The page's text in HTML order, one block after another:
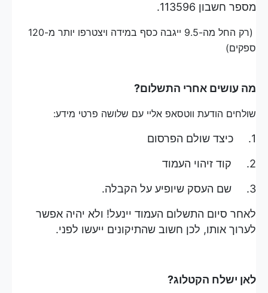
מספר חשבון 113596.
(רק החל מה-9.5 ייגבה כסף במידה ויצטרפו יותר מ-120
ספקים)
מה עושים אחרי התשלום?
שולחים הודעת ווטסאפ אליי עם שלושה פרטי מידע:
1. כיצד שולם הפרסום
2. קוד זיהוי העמוד
3. שם העסק שיופיע על הקבלה.
לאחר סיום התשלום העמוד יינעל! ולא יהיה אפשר
לערוך אותו, לכן חשוב שהתיקונים ייעשו לפני.
לאן ישלח הקטלוג?